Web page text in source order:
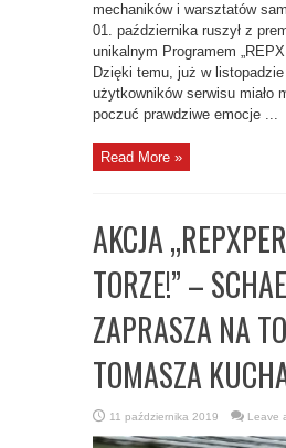
mechaników i warsztatów
01. października ruszył z
unikalnym Programem
Dzięki temu, już w
użytkowników serwisu miało
poczuć prawdziwe emocje ...
Read More »
AKCJA
TORZE!” –
ZAPRASZA NA
TOMASZA
11 października 2019 Leave